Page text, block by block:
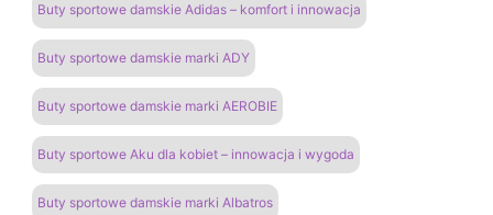
Buty sportowe damskie Adidas – komfort i innowacja
Buty sportowe damskie marki ADY
Buty sportowe damskie marki AEROBIE
Buty sportowe Aku dla kobiet – innowacja i wygoda
Buty sportowe damskie marki Albatros